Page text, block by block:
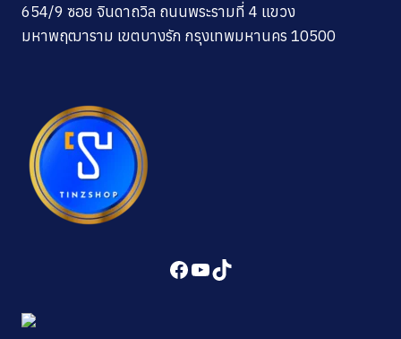
654/9 ซอย จินดาถวิล ถนนพระรามที่ 4 แขวง
มหาพฤฒาราม เขตบางรัก กรุงเทพมหานคร 10500
Facebook
YouTube
TikTok